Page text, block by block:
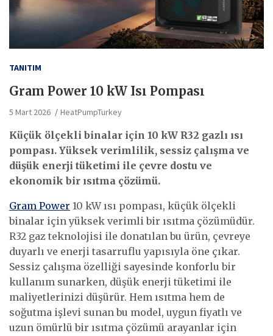
TANITIM
Gram Power 10 kW Isı Pompası
5 Mart 2026 HeatPumpTurkey
Küçük ölçekli binalar için 10 kW R32 gazlı ısı
pompası. Yüksek verimlilik, sessiz çalışma ve
düşük enerji tüketimi ile çevre dostu ve
ekonomik bir ısıtma çözümü.
Gram Power 10 kW ısı pompası, küçük ölçekli
binalar için yüksek verimli bir ısıtma çözümüdür.
R32 gaz teknolojisi ile donatılan bu ürün, çevreye
duyarlı ve enerji tasarruflu yapısıyla öne çıkar.
Sessiz çalışma özelliği sayesinde konforlu bir
kullanım sunarken, düşük enerji tüketimi ile
maliyetlerinizi düşürür. Hem ısıtma hem de
soğutma işlevi sunan bu model, uygun fiyatlı ve
uzun ömürlü bir ısıtma çözümü arayanlar için